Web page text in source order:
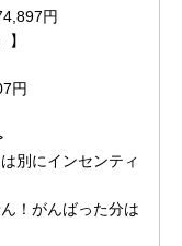
円
円
別にインセンティ
！がんばった分は